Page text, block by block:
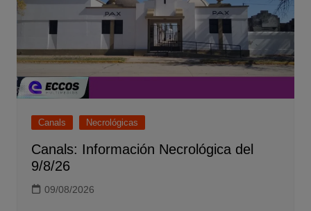
Canals Necrológicas
Canals: Información Necrológica del
9/8/26
09/08/2026